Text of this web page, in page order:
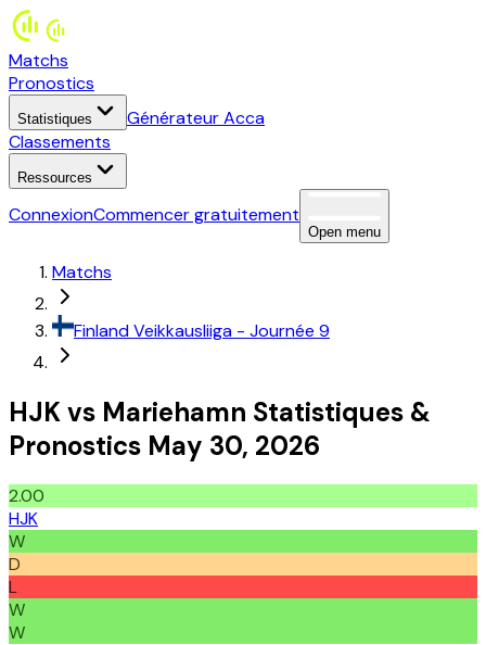
Matchs
Pronostics
Statistiques
Générateur Acca
Classements
Ressources
ConnexionCommencer gratuitement
Open menu
Matchs
FinlandVeikkausliiga - Journée 9
HJKvs Mariehamn Statistiques &
Pronostics May 30, 2026
2.00
HJK
W
D
L
W
W